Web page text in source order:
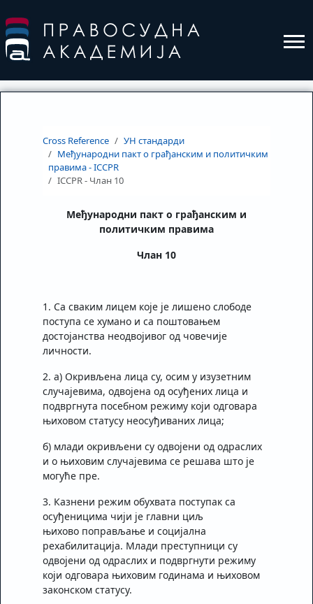
Cross Reference
УН стандарди
Међународни пакт о грађанским и политичким
правима - ICCPR
ICCPR - Члан 10
Међународни пакт о грађанским и
политичким правима
Члан 10
1. Са сваким лицем које је лишено слободе
поступа се хумано и са поштовањем
достојанства неодвојивог од човечије
личности.
2. а) Окривљена лица су, осим у изузетним
случајевима, одвојена од осуђених лица и
подвргнута посебном режиму који одговара
њиховом статусу неосуђиваних лица;
б) млади окривљени су одвојени од одраслих
и о њиховим случајевима се решава што је
могуће пре.
3. Казнени режим обухвата поступак са
осуђеницима чији је главни циљ
њихово поправљање и социјална
рехабилитација. Млади преступници су
одвојени од одраслих и подвргнути режиму
који одговара њиховим годинама и њиховом
законском статусу.